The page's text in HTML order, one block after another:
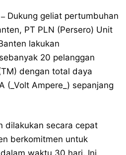
Dukung geliat pertumbuhan
PT PLN (Persero) Unit
lakukan
20 pelanggan
dengan total daya
(_Volt Ampere_) sepanjang
dilakukan secara cepat
berkomitmen untuk